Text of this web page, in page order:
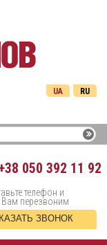
RU
UA
050 392 11 92
телефон и
перезвоним
ЗВОНОК